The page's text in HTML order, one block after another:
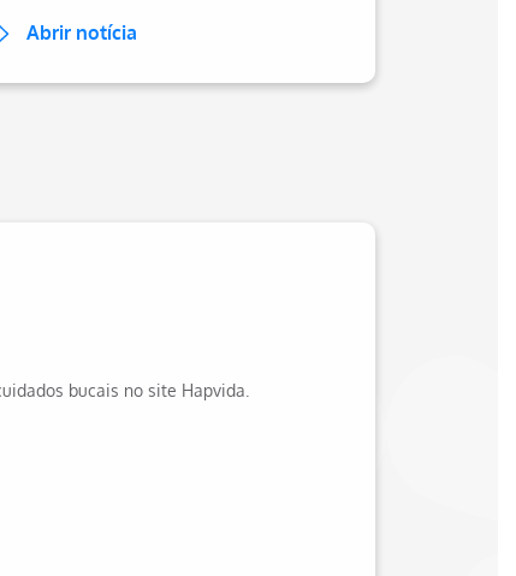
Abrir notícia
bucais no site Hapvida.